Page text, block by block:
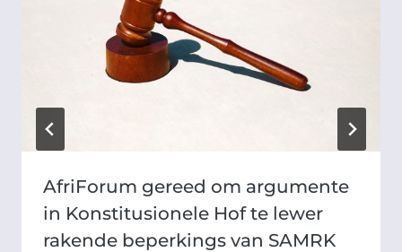
AfriForum gereed om argumente
in Konstitusionele Hof te lewer
rakende beperkings van SAMRK